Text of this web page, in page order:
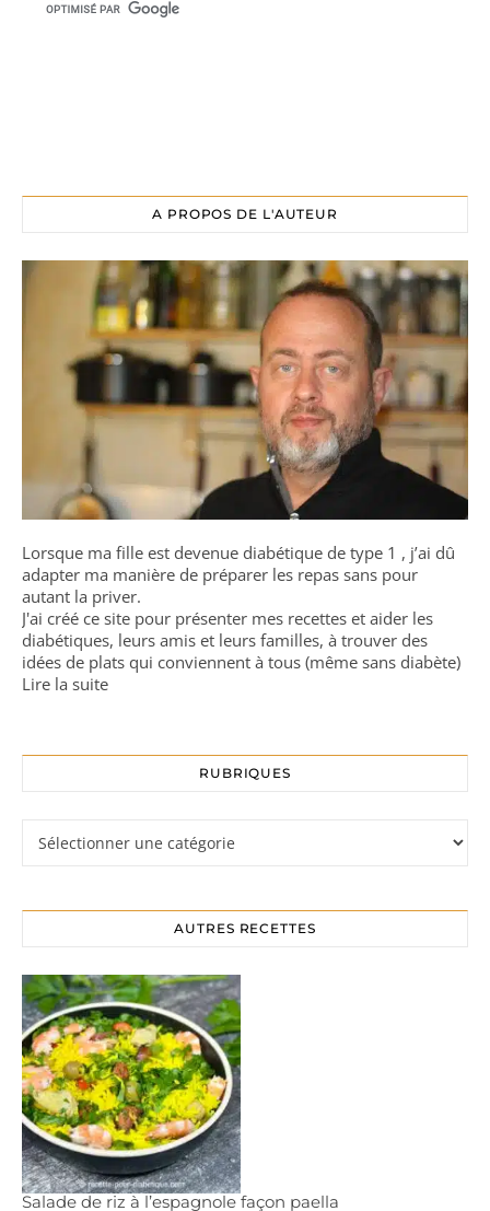
A PROPOS DE L'AUTEUR
Lorsque ma fille est devenue diabétique de type 1 , j’ai dû
adapter ma manière de préparer les repas sans pour
autant la priver.
J'ai créé ce site pour présenter mes recettes et aider les
diabétiques, leurs amis et leurs familles, à trouver des
idées de plats qui conviennent à tous (même sans diabète)
Lire la suite
RUBRIQUES
AUTRES RECETTES
Salade de riz à l’espagnole façon paella